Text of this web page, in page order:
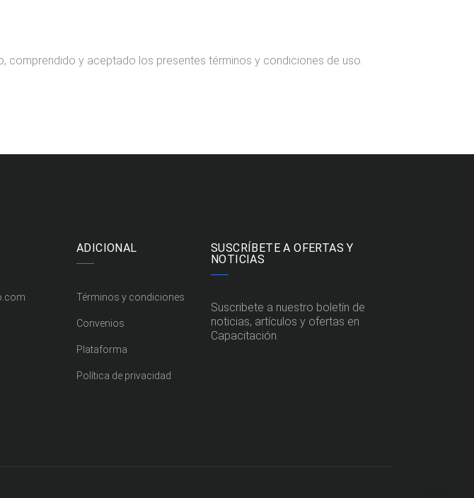
comprendido y aceptado los presentes términos y condiciones de uso.
ADICIONAL
Términos y condiciones
Convenios
Plataforma
Política de privacidad
SUSCRÍBETE A OFERTAS Y
NOTICIAS
Suscribete a nuestro boletín de
noticias, artículos y ofertas en
Capacitación.